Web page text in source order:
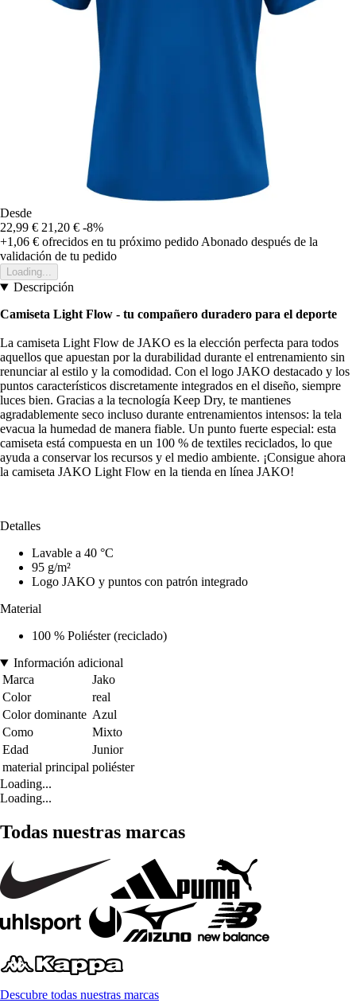
Desde
22,99 € 21,20 € -8%
+1,06 € ofrecidos en tu próximo pedido Abonado después de la
validación de tu pedido
Loading...
Descripción
Camiseta Light Flow - tu compañero duradero para el deporte
La camiseta Light Flow de JAKO es la elección perfecta para todos
aquellos que apuestan por la durabilidad durante el entrenamiento sin
renunciar al estilo y la comodidad. Con el logo JAKO destacado y los
puntos característicos discretamente integrados en el diseño, siempre
luces bien. Gracias a la tecnología Keep Dry, te mantienes
agradablemente seco incluso durante entrenamientos intensos: la tela
evacua la humedad de manera fiable. Un punto fuerte especial: esta
camiseta está compuesta en un 100 % de textiles reciclados, lo que
ayuda a conservar los recursos y el medio ambiente. ¡Consigue ahora
la camiseta JAKO Light Flow en la tienda en línea JAKO!
Detalles
Lavable a 40 °C
95 g/m²
Logo JAKO y puntos con patrón integrado
Material
100 % Poliéster (reciclado)
Información adicional
Marca
Jako
Color
real
Color dominante Azul
Como
Mixto
Edad
Junior
material principal poliéster
Loading...
Loading...
Todas nuestras marcas
Descubre todas nuestras marcas